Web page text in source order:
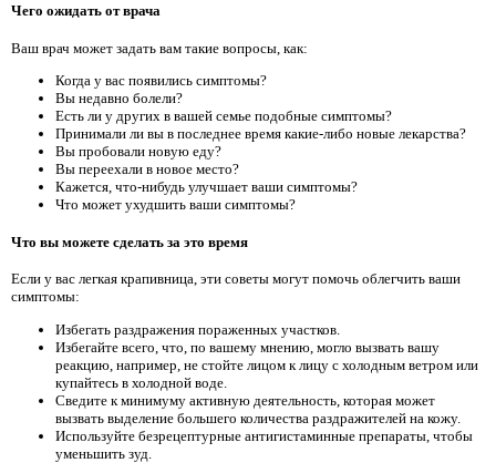
Чего ожидать от врача
Ваш врач может задать вам такие вопросы, как:
Когда у вас появились симптомы?
Вы недавно болели?
Есть ли у других в вашей семье подобные симптомы?
Принимали ли вы в последнее время какие-либо новые лекарства?
Вы пробовали новую еду?
Вы переехали в новое место?
Кажется, что-нибудь улучшает ваши симптомы?
Что может ухудшить ваши симптомы?
Что вы можете сделать за это время
Если у вас легкая крапивница, эти советы могут помочь облегчить ваши
симптомы:
Избегать раздражения пораженных участков.
Избегайте всего, что, по вашему мнению, могло вызвать вашу
реакцию, например, не стойте лицом к лицу с холодным ветром или
купайтесь в холодной воде.
Сведите к минимуму активную деятельность, которая может
вызвать выделение большего количества раздражителей на кожу.
Используйте безрецептурные антигистаминные препараты, чтобы
уменьшить зуд.